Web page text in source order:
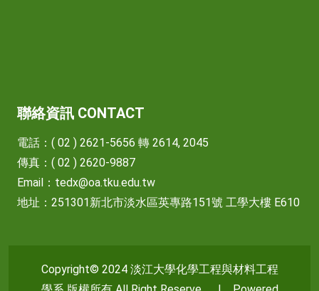
聯絡資訊 CONTACT
電話：( 02 ) 2621-5656 轉 2614, 2045
傳真：( 02 ) 2620-9887
Email： tedx@oa.tku.edu.tw
地址：251301新北市淡水區英專路151號 工學大樓 E610
Copyright© 2024 淡江大學化學工程與材料工程